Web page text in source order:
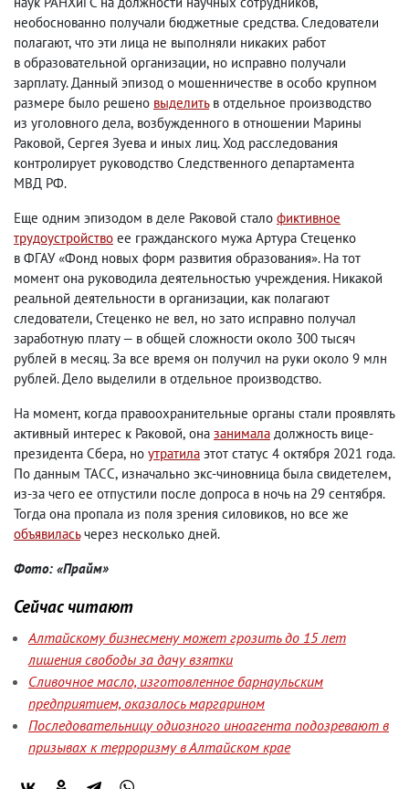
необоснованно получали бюджетные средства. Следователи
полагают, что эти лица не выполняли никаких работ
в образовательной организации, но исправно получали
зарплату. Данный эпизод о мошенничестве в особо крупном
размере было решено выделитьв отдельное производство
из уголовного дела, возбужденного в отношении Марины
Раковой, Сергея Зуева и иных лиц. Ход расследования
контролирует руководство Следственного департамента
МВД РФ.
Еще одним эпизодом в деле Раковой стало фиктивное
трудоустройство ее гражданского мужа Артура Стеценко
в ФГАУ «Фонд новых форм развития образования». На тот
момент она руководила деятельностью учреждения. Никакой
реальной деятельности в организации, как полагают
следователи, Стеценко не вел, но зато исправно получал
заработную плату — в общей сложности около 300 тысяч
рублей в месяц. За все время он получил на руки около 9 млн
рублей. Дело выделили в отдельное производство.
На момент, когда правоохранительные органы стали проявлять
активный интерес к Раковой, она занимала должность вице-
президента Сбера, но утратила этот статус 4 октября 2021 года.
По данным ТАСС, изначально экс-чиновница была свидетелем,
из-за чего ее отпустили после допроса в ночь на 29 сентября.
Тогда она пропала из поля зрения силовиков, но все же
объявиласьчерез несколько дней.
Фото: «Прайм»
Сейчас читают
Алтайскому бизнесмену может грозить до 15 лет
лишения свободы за дачу взятки
Сливочное масло, изготовленное барнаульским
предприятием, оказалось маргарином
Последовательницу одиозного иноагента подозревают в
призывах к терроризму в Алтайском крае